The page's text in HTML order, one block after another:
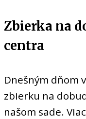
Zbierka na
centra
Dnešným dňom
zbierku na
našom sade.